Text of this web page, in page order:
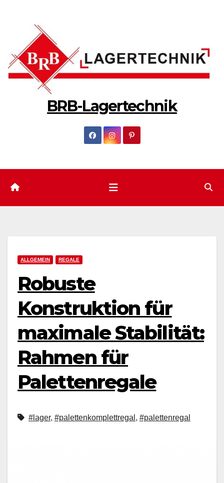
BRB-Lagertechnik
ALLGEMEIN REGALE
Robuste
Konstruktion für
maximale Stabilität:
Rahmen für
Palettenregale
#lager, #palettenkomplettregal , #palettenregal